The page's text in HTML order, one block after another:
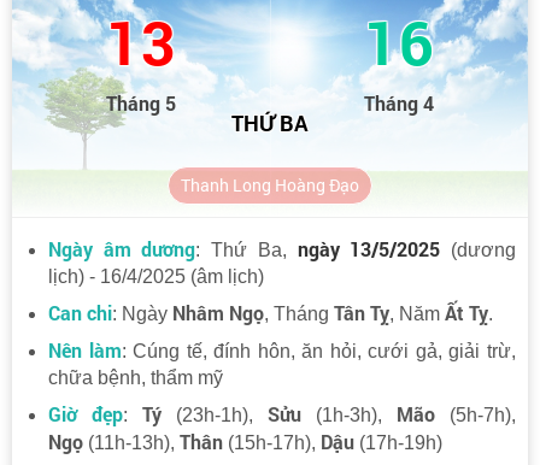
13
Tháng 5
16
Tháng 4
THỨ BA
Thanh Long Hoàng Đạo
Ngày âm dương: Thứ Ba, ngày 13/5/2025 (dương
lịch) - 16/4/2025 (âm lịch)
Can chi: Ngày Nhâm Ngọ, Tháng Tân Tỵ, Năm Ất Tỵ.
Nên làm: Cúng tế, đính hôn, ăn hỏi, cưới gả, giải trừ,
chữa bệnh, thẩm mỹ
Giờ đẹp: Tý (23h-1h), Sửu (1h-3h), Mão (5h-7h),
Ngọ (11h-13h), Thân (15h-17h), Dậu (17h-19h)